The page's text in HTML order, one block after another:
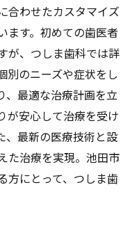
合わせたカスタマイズ
ます。初めての歯医者
が、つしま歯科では詳
別のニーズや症状をし
、最適な治療計画を立
が安心して治療を受け
、最新の医療技術と設
た治療を実現。池田市
方にとって、つしま歯